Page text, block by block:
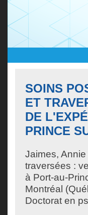
SOINS
ET
DE
PRINCE
Jaimes, Annie
traversées :
à Port-au-
Montréal
Doctorat en